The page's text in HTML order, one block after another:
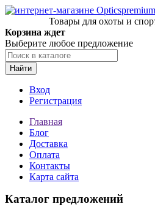
Товары для охоты и
Корзина ждет
Выберите любое предложение
Найти
Вход
Регистрация
Главная
Блог
Доставка
Оплата
Контакты
Карта сайта
Каталог предложений